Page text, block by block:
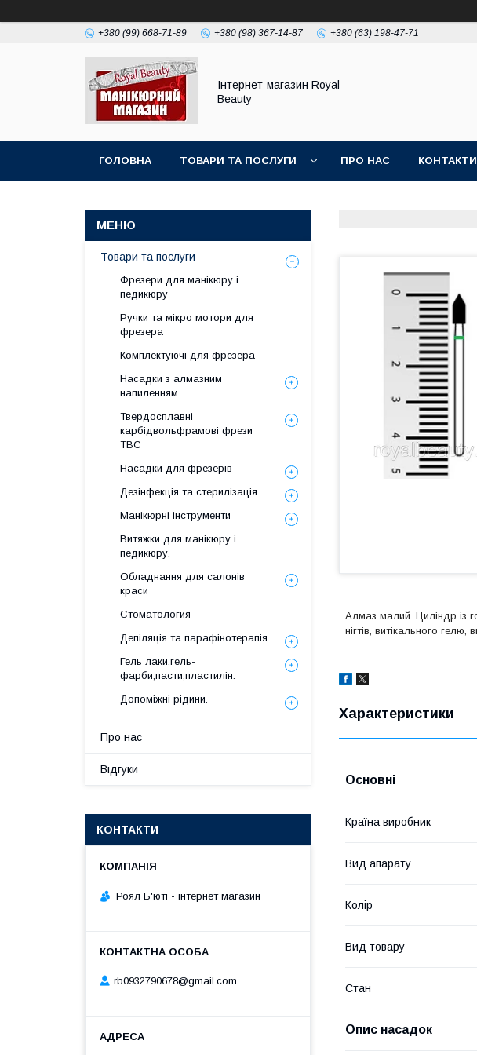
+380 (99) 668-71-89 +380 (98) 367-14-87 +380 (63) 198-47-71
Інтернет-магазин Royal
Beauty
ГОЛОВНА ТОВАРИ ТА ПОСЛУГИ ПРО НАС КОНТАКТИ
Алмаз малий. Циліндр із
нігтів, витікального гелю,
Характеристики
Основні
Країна виробник
Вид апарату
Колір
Вид товару
Стан
Опис насадок
Товари та послуги
Фрезери для манікюру і
педикюру
Ручки та мікро мотори для
фрезера
Комплектуючі для фрезера
Насадки з алмазним
напиленням
Твердосплавні
карбідвольфрамові фрези
ТВС
Насадки для фрезерів
Дезінфекція та стерилізація
Манікюрні інструменти
Витяжки для манікюру і
педикюру.
Обладнання для салонів
краси
Стоматология
Депіляція та парафінотерапія.
Гель лаки,гель-
фарби,пасти,пластилін.
Допоміжні рідини.
Про нас
Відгуки
КОНТАКТИ
Роял Б'юті - інтернет магазин
rb0932790678@gmail.com